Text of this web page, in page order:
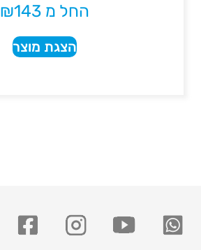
החל מ ₪143
הצגת מוצר